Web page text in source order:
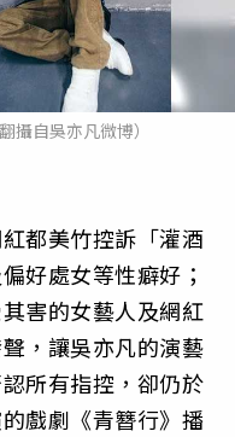
攝自吳亦凡微博）
都美竹控訴「灌酒
好處女等性癖好；
害的女藝人及網紅
，讓吳亦凡的演藝
所有指控，卻仍於
戲劇《青簪行》播